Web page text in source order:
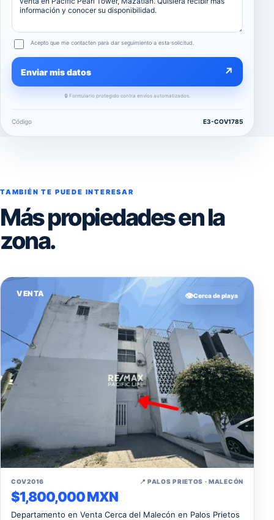
Acepto que me contacten para dar seguimiento a esta solicitud.
Enviar mis datos ↗
🔒 Formulario protegido contra envíos automatizados.
Código E3-COV1785
TAMBIÉN TE PUEDE INTERESAR
Más propiedades en la
zona.
VENTA 👁️Cerca de playa
↗
COV2016 📍 PALOS PRIETOS · MALECÓN
$1,800,000 MXN
Departamento en Venta Cerca del Malecón en Palos Prietos